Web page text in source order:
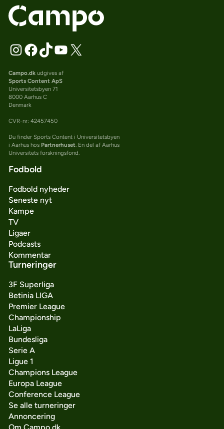
Campo.dkudgives af
Sports Content ApS
Universitetsbyen 71
8000 Aarhus C
Denmark
CVR-nr: 42457450
Du finder Sports Content i Universitetsbyen
i Aarhus hos Partnerhuset. En del af Aarhus
Universitets forskningsfond.
Fodbold
Fodbold nyheder
Seneste nyt
Kampe
TV
Ligaer
Podcasts
Kommentar
Turneringer
3F Superliga
Betinia LIGA
Premier League
Championship
LaLiga
Bundesliga
Serie A
Ligue 1
Champions League
Europa League
Conference League
Se alle turneringer
Annoncering